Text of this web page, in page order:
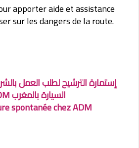
apporter aide et assistance
sur les dangers de la route.
إستمارة الترشيح لطلب العمل
السيارة بالمغرب ADM
spontanée chez ADM